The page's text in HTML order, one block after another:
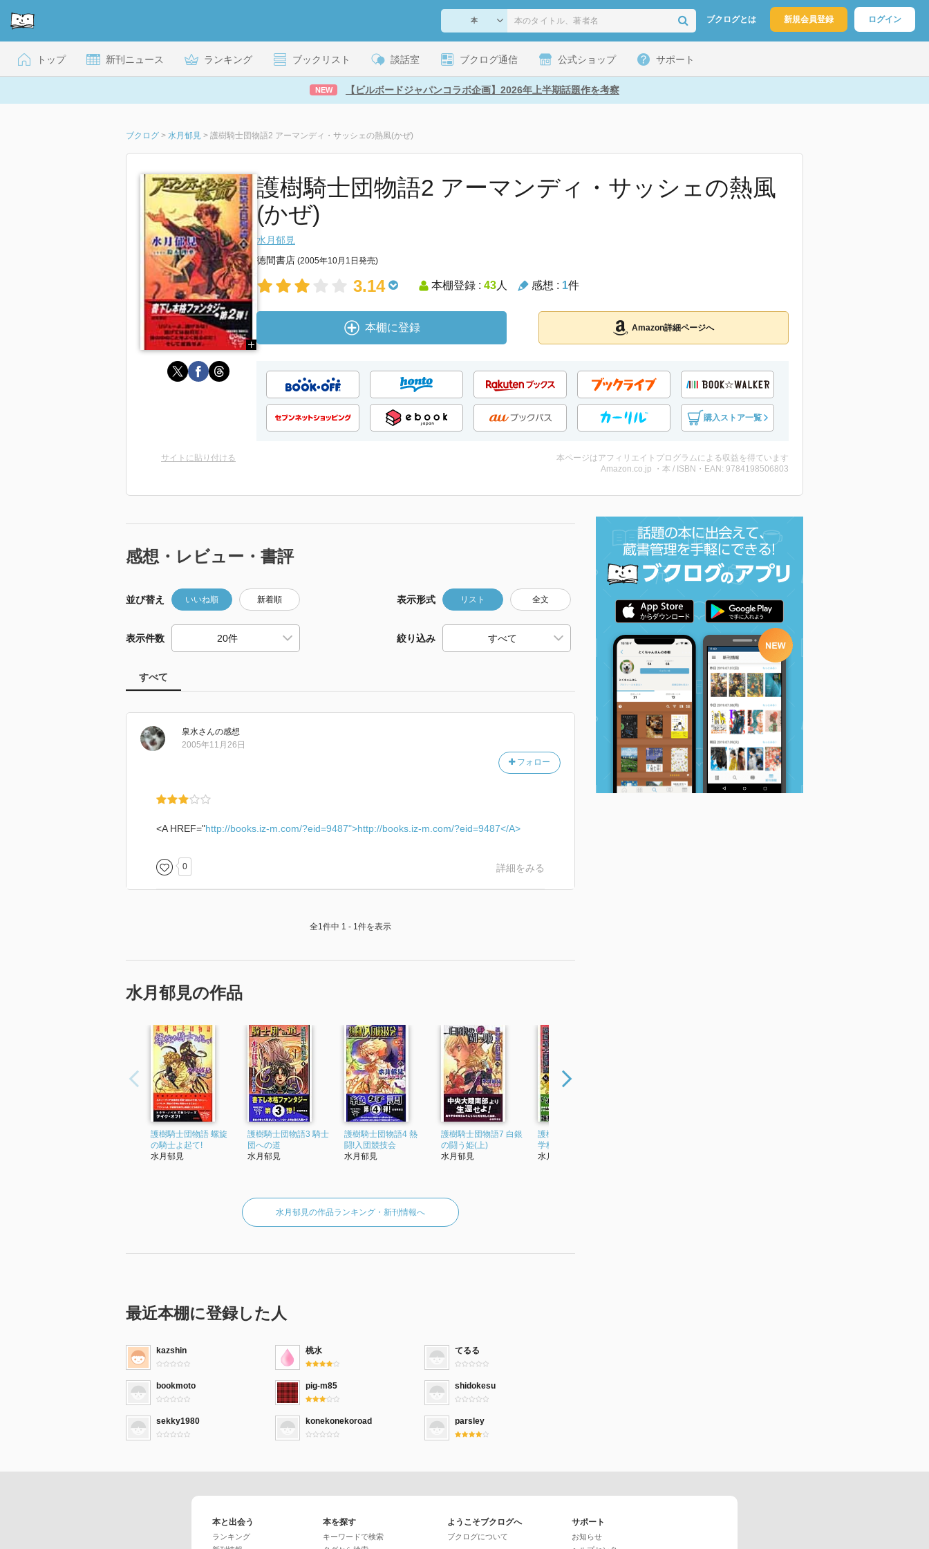
ブクログとは 新規会員登録 ログイン
トップ 新刊ニュース ランキング ブックリスト 談話室 ブクログ通信 公式ショップ サポート
NEW 【ビルボードジャパンコラボ企画】2026年上半期話題作を考察
ブクログ > 水月郁見 > 護樹騎士団物語2 アーマンディ・サッシェの熱風(かぜ)
護樹騎士団物語2 アーマンディ・サッシェの熱風
(かぜ)
水月郁見
徳間書店 (2005年10月1日発売)
3.14 本棚登録 : 43人 感想 : 1件
本棚に登録 Amazon詳細ページへ
購入ストア一覧
サイトに貼り付ける
本ページはアフィリエイトプログラムによる収益を得ています
Amazon.co.jp ・本 / ISBN・EAN: 9784198506803
感想・レビュー・書評
並び替え いいね順 新着順 表示形式 リスト 全文
表示件数 絞り込み
すべて
泉水さんの感想
フォロー
2005年11月26日
<A HREF="http://books.iz-m.com/?eid=9487">http://books.iz-m.com/?eid=9487</A>
0 詳細をみる
全1件中 1 - 1件を表示
水月郁見の作品
護樹騎士団物語 螺旋
の騎士よ起て!
水月郁見
護樹騎士団物語3 騎士
団への道
水月郁見
護樹騎士団物語4 熱
闘!入団競技会
水月郁見
護樹騎士団物語7 白銀
の闘う姫(上)
水月郁見
護樹騎士団物語6 幼年
学校候補生
水月郁見
水月郁見の作品ランキング・新刊情報へ
最近本棚に登録した人
kazshin 桃水 てるる
bookmoto pig-m85 shidokesu
sekky1980 konekonekoroad parsley
本と出会う
ランキング
本を探す
キーワードで検索
ようこそブクログへ
ブクログについて
サポート
お知らせ